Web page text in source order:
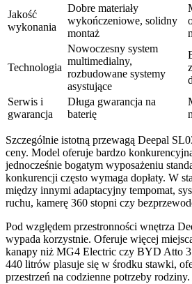
Jakość
wykonania
Dobre materiały
wykończeniowe, solidny
montaż
Technologia
Nowoczesny system
multimedialny,
rozbudowane systemy
asystujące
Serwis i
gwarancja
Długa gwarancja na
baterię
Szczególnie istotną przewagą Deepal
ceny. Model oferuje bardzo
jednocześnie bogatym wyposażeniu
konkurencji często wymaga dopłaty. W
między innymi adaptacyjny tempomat,
ruchu, kamerę 360 stopni czy
Pod względem przestronności wnętrza
wypada korzystnie. Oferuje więcej
kanapy niż MG4 Electric czy BYD Atto
440 litrów plasuje się w środku stawki,
przestrzeń na codzienne potrzeby rodziny.